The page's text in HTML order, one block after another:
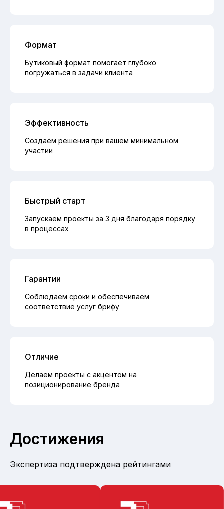
Формат
Бутиковый формат помогает глубоко
погружаться в задачи клиента
Эффективность
Создаём решения при вашем минимальном
участии
Быстрый старт
Запускаем проекты за 3 дня благодаря порядку
в процессах
Гарантии
Соблюдаем сроки и обеспечиваем
соответствие услуг брифу
Отличие
Делаем проекты с акцентом на
позиционирование бренда
Достижения
Экспертиза подтверждена рейтингами